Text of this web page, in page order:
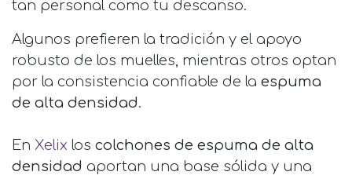
tan personal como tu descanso.
Algunos prefieren la tradición y el apoyo
robusto de los muelles, mientras otros optan
por la consistencia confiable de la espuma
de alta densidad.
En Xelix los colchones de espuma de alta
densidad aportan una base sólida y una